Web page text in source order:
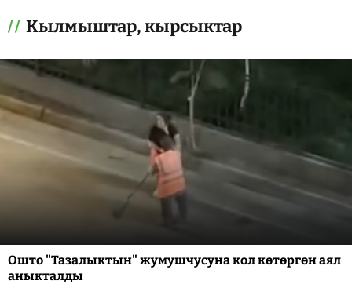
Кылмыштар, кырсыктар
Ошто "Тазалыктын" жумушчусуна кол көтөргөн аял
аныкталды